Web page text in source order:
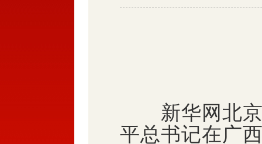
新华网北京
平总书记在广